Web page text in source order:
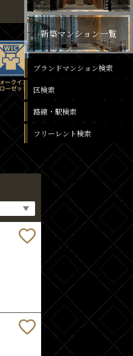
新築マンション一覧
ブランドマンション検索
区検索
路線・駅検索
フリーレント検索